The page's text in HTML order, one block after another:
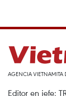
AGENCIA VIETNAMITA
Editor en jefe: